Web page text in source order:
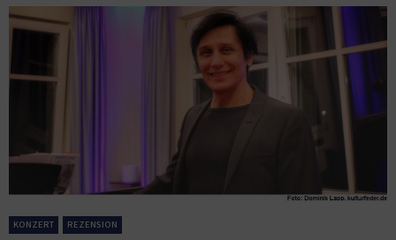
KONZERT REZENSION